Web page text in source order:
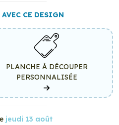
CE DESIGN
PLANCHE À DÉCOUPER
PERSONNALISÉE
jeudi 13 août